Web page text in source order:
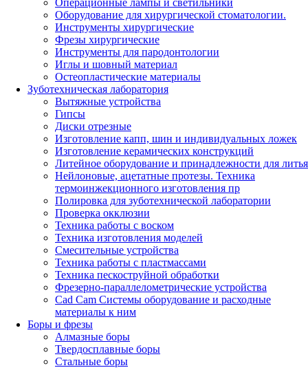
Оборудование для хирургической стоматологии.
Инструменты хирургические
Фрезы хирургические
Инструменты для пародонтологии
Иглы и шовный материал
Остеопластические материалы
Зуботехническая лаборатория
Вытяжные устройства
Гипсы
Диски отрезные
Изготовление капп, шин и индивидуальных ложек
Изготовление керамических конструкций
Литейное оборудование и принадлежности для литья
Нейлоновые, ацетатные протезы. Техника
термоинжекционного изготовления пр
Полировка для зуботехнической лаборатории
Проверка окклюзии
Техника работы с воском
Техника изготовления моделей
Смесительные устройства
Техника работы с пластмассами
Техника пескоструйной обработки
Фрезерно-параллелометрические устройства
Cad Cam Системы оборудование и расходные
материалы к ним
Боры и фрезы
Алмазные боры
Твердосплавные боры
Стальные боры